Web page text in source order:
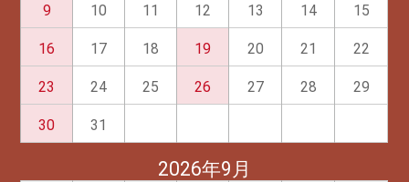
9 10 11 12 13 14 15
16 17 18 19 20 21 22
23 24 25 26 27 28 29
30 31
2026年9月